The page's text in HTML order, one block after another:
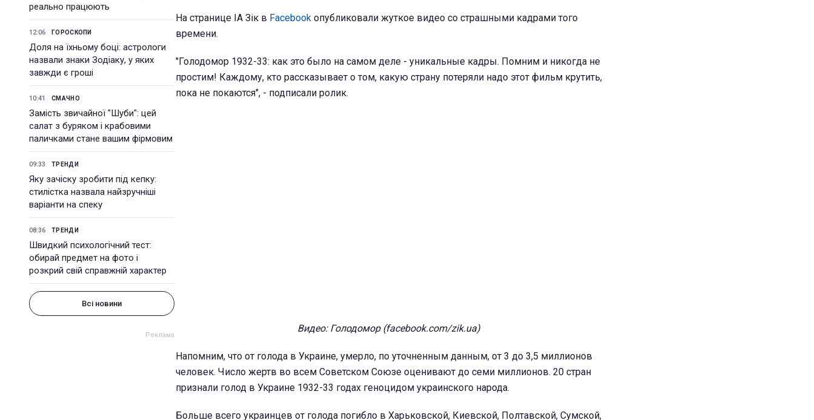
реально працюють
12:06 ГОРОСКОПИ
Доля на їхньому боці: астрологи
назвали знаки Зодіаку, у яких
завжди є гроші
10:41 СМАЧНО
Замість звичайної "Шуби": цей
салат з буряком і крабовими
паличками стане вашим фірмовим
09:33 ТРЕНДИ
Яку зачіску зробити під кепку:
стилістка назвала найзручніші
варіанти на спеку
08:36 ТРЕНДИ
Швидкий психологічний тест:
обирай предмет на фото і
розкрий свій справжній характер
Всі новини
На странице ІА Зік в Facebook опубликовали жуткое видео со страшными кадрами того
времени.
"Голодомор 1932-33: как это было на самом деле - уникальные кадры. Помним и никогда не
простим! Каждому, кто рассказывает о том, какую страну потеряли надо этот фильм крутить,
пока не покаются", - подписали ролик.
Видео: Голодомор (facebook.com/zik.ua)
Напомним, что от голода в Украине, умерло, по уточненным данным, от 3 до 3,5 миллионов
человек. Число жертв во всем Советском Союзе оценивают до семи миллионов. 20 стран
признали голод в Украине 1932-33 годах геноцидом украинского народа.
Больше всего украинцев от голода погибло в Харьковской, Киевской, Полтавской, Сумской,